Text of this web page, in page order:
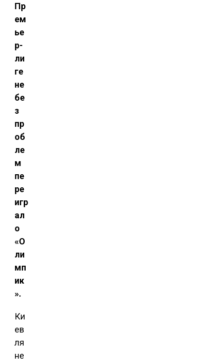
Пр
ем
ье
р-
ли
ге
не
бе
з
пр
об
ле
м
пе
ре
игр
ал
о
«О
ли
мп
ик
».
Ки
ев
ля
не